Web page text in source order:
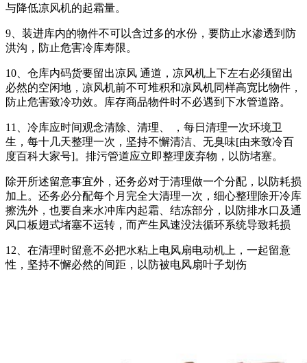
与降低凉风机的起霜量。
9、装进库内的物件不可以含过多的水份，要防止水渗透到防
洪沟，防止危害冷库寿限。
10、仓库内码货要留出凉风 通道，凉风机上下左右必须留出
必然的空闲地，凉风机前不可堆积和凉风机同样高宽比物件，
防止危害致冷功效。库存商品物件时不必遇到下水管道路。
11、冷库应时间观念清除、清理、 ，每日清理一次环境卫
生，每十几天整理一次，坚持不懈清洁、无臭味[由来致冷百
度百科大家号]。排污管道应立即整理废弃物，以防堵塞。
除开所述留意事宜外，还务必对于清理做一个分配，以防耗损
加上。还务必分配每个月完全大清理一次，细心整理除开冷库
擦洗外，也要自来水冲库内起霜、结冻部分，以防排水口及通
风口板翅式堵塞不运转，而产生风速没法循环系统导致耗损
12、在清理时留意不必把水粘上电风扇电动机上，一起留意
性，坚持不懈必然的间距，以防被电风扇叶子划伤